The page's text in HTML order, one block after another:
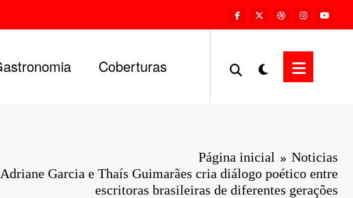
Coberturas
Página inicial
Noticias
Garcia e Thaís Guimarães cria diálogo poético entre
escritoras brasileiras de diferentes gerações